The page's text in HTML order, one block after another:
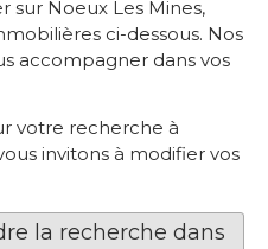
sur Noeux Les Mines,
ci-dessous. Nos
accompagner dans vos
votre recherche à
invitons à modifier vos
la recherche dans